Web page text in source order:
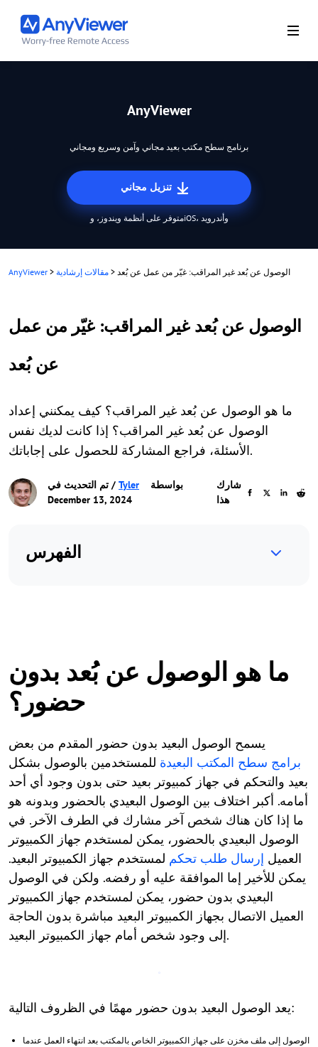
AnyViewer
برنامج سطح مكتب بعيد مجاني وآمن وسريع ومجاني
متوفر على أنظمة ويندوز، وiOS، وأندرويد
AnyViewer > مقالات إرشادية > الوصول عن بُعد غير المراقب: غيّر من عمل عن بُعد
الوصول عن بُعد غير المراقب: غيّر من عمل
عن بُعد
ما هو الوصول عن بُعد غير المراقب؟ كيف يمكنني إعداد
الوصول عن بُعد غير المراقب؟ إذا كانت لديك نفس
الأسئلة، فراجع المشاركة للحصول على إجاباتك.
بواسطة Tyler / تم التحديث في
December 13, 2024
شارك
هذا
الفهرس
ما هو الوصول عن بُعد بدون
حضور؟
يسمح الوصول البعيد بدون حضور المقدم من بعض
برامج سطح المكتب البعيدة للمستخدمين بالوصول بشكل
بعيد والتحكم في جهاز كمبيوتر بعيد حتى بدون وجود أي أحد
أمامه. أكبر اختلاف بين الوصول البعيدي بالحضور وبدونه هو
ما إذا كان هناك شخص آخر مشارك في الطرف الآخر. في
الوصول البعيدي بالحضور، يمكن لمستخدم جهاز الكمبيوتر
العميل إرسال طلب تحكم لمستخدم جهاز الكمبيوتر البعيد.
يمكن للأخير إما الموافقة عليه أو رفضه. ولكن في الوصول
البعيدي بدون حضور، يمكن لمستخدم جهاز الكمبيوتر
العميل الاتصال بجهاز الكمبيوتر البعيد مباشرة بدون الحاجة
إلى وجود شخص أمام جهاز الكمبيوتر البعيد.
يعد الوصول البعيد بدون حضور مهمًا في الظروف التالية:
الوصول إلى ملف مخزن على جهاز الكمبيوتر الخاص بالمكتب بعد انتهاء العمل عندما